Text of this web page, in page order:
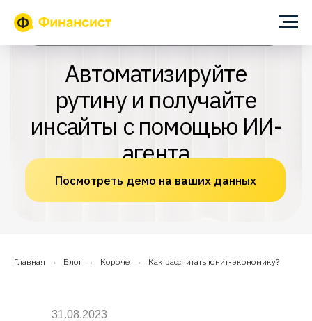
ИИ-помощник для собственника и финансового директора
Автоматизируйте
рутину и получайте
инсайты с помощью ИИ-
агента
Посмотреть демо на ваших данных
Главная → Блог → Короче → Как рассчитать юнит-экономику?
31.08.2023